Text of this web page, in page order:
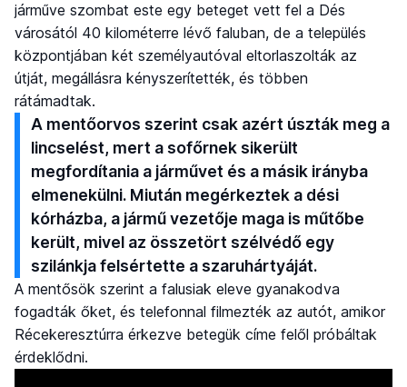
járműve szombat este egy beteget vett fel a Dés
városától 40 kilométerre lévő faluban, de a település
központjában két személyautóval eltorlaszolták az
útját, megállásra kényszerítették, és többen
rátámadtak.
A mentőorvos szerint csak azért úszták meg a
lincselést, mert a sofőrnek sikerült
megfordítania a járművet és a másik irányba
elmenekülni. Miután megérkeztek a dési
kórházba, a jármű vezetője maga is műtőbe
került, mivel az összetört szélvédő egy
szilánkja felsértette a szaruhártyáját.
A mentősök szerint a falusiak eleve gyanakodva
fogadták őket, és telefonnal filmezték az autót, amikor
Récekeresztúrra érkezve betegük címe felől próbáltak
érdeklődni.